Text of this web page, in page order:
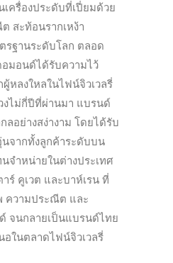
ครื่องประดับที่เปี่ยมด้วย
สะท้อนรากเหง้า
รฐานระดับโลก ตลอด
อมอนด์ได้รับความไว้
ผู้หลงใหลในไฟน์จิวเวลรี่
งไม่กี่ปีที่ผ่านมา แบรนด์
ลอย่างสง่างาม โดยได้รับ
จากทั้งลูกค้าระดับบน
จำหน่ายในต่างประเทศ
ร์ คูเวต และบาห์เรน ที่
ความประณีต และ
จนกลายเป็นแบรนด์ไทย
อในตลาดไฟน์จิวเวลรี่